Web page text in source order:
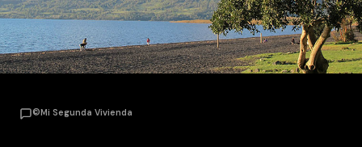
©Mi Segunda Vivienda